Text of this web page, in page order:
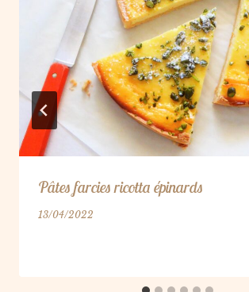
Pâtes farcies ricotta épinards
13/04/2022